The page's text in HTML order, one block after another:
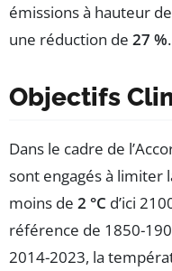
émissions à hauteur de
une réduction de 27 %.
Objectifs
Dans le cadre de
sont engagés à limiter
moins de 2 °C d’ici
référence de 1850-
2014-2023, la